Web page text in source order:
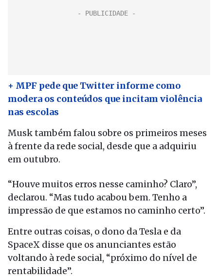
+ MPF pede que Twitter informe como
modera os conteúdos que incitam violência
nas escolas
Musk também falou sobre os primeiros meses
à frente da rede social, desde que a adquiriu
em outubro.
“Houve muitos erros nesse caminho? Claro”,
declarou. “Mas tudo acabou bem. Tenho a
impressão de que estamos no caminho certo”.
Entre outras coisas, o dono da Tesla e da
SpaceX disse que os anunciantes estão
voltando à rede social, “próximo do nível de
rentabilidade”.